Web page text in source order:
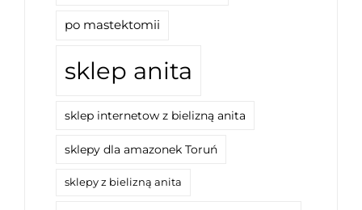
po mastektomii
sklep anita
sklep internetow z bielizną anita
sklepy dla amazonek Toruń
sklepy z bielizną anita